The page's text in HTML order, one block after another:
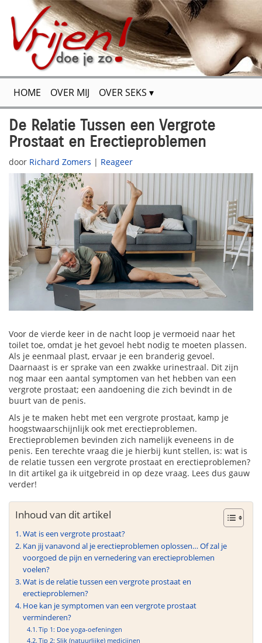
HOME OVER MIJ OVER SEKS
FLIRTEN & VERSIEREN VOOR JOU GETEST
SPANNENDE VERHALEN SITEMAP CONTACT
De Relatie Tussen een Vergrote
Prostaat en Erectieproblemen
door Richard Zomers | Reageer
Voor de vierde keer in de nacht loop je vermoeid naar het
toilet toe, omdat je het gevoel hebt nodig te moeten plassen.
Als je eenmaal plast, ervaar je een branderig gevoel.
Daarnaast is er sprake van een zwakke urinestraal. Dit zijn
nog maar een aantal symptomen van het hebben van een
vergrote prostaat; een aandoening die zich bevindt in de
buurt van de penis.
Als je te maken hebt met een vergrote prostaat, kamp je
hoogstwaarschijnlijk ook met erectieproblemen.
Erectieproblemen bevinden zich namelijk eveneens in de
penis. Een terechte vraag die je hierbij kunt stellen, is: wat is
de relatie tussen een vergrote prostaat en erectieproblemen?
In dit artikel ga ik uitgebreid in op deze vraag. Lees dus gauw
verder!
Inhoud van dit artikel
Wat is een vergrote prostaat?
Kan jij vanavond al je erectieproblemen oplossen… Of zal je
voorgoed de pijn en vernedering van erectieproblemen
voelen?
Wat is de relatie tussen een vergrote prostaat en
erectieproblemen?
Hoe kan je symptomen van een vergrote prostaat
verminderen?
Tip 1: Doe yoga-oefeningen
Tip 2: Slik (natuurlijke) medicijnen